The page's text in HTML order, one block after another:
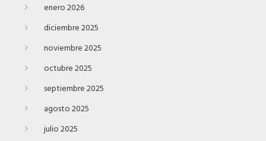
enero 2026
diciembre 2025
noviembre 2025
octubre 2025
septiembre 2025
agosto 2025
julio 2025